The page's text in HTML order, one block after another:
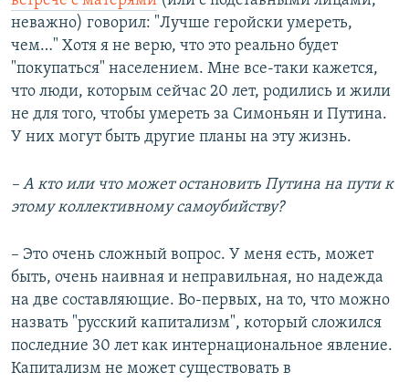
неважно) говорил: "Лучше геройски умереть,
чем…" Хотя я не верю, что это реально будет
"покупаться" населением. Мне все-таки кажется,
что люди, которым сейчас 20 лет, родились и жили
не для того, чтобы умереть за Симоньян и Путина.
У них могут быть другие планы на эту жизнь.
– А кто или что может остановить Путина на пути к
этому коллективному самоубийству?
– Это очень сложный вопрос. У меня есть, может
быть, очень наивная и неправильная, но надежда
на две составляющие. Во-первых, на то, что можно
назвать "русский капитализм", который сложился
последние 30 лет как интернациональное явление.
Капитализм не может существовать в